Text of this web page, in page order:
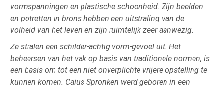
vormspanningen en plastische schoonheid. Zijn beelden
en potretten in brons hebben een uitstraling van de
volheid van het leven en zijn ruimtelijk zeer aanwezig.
Ze stralen een schilder-achtig vorm-gevoel uit. Het
beheersen van het vak op basis van traditionele normen, is
een basis om tot een niet onverplichte vrijere opstelling te
kunnen komen. Caius Spronken werd geboren in een